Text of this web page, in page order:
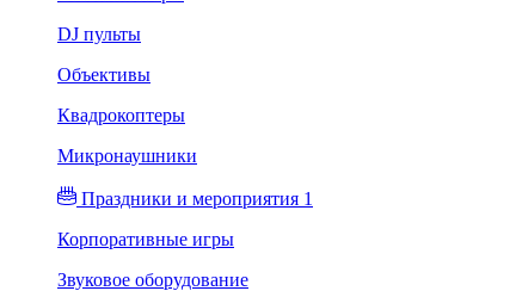
DJ пульты
Объективы
Квадрокоптеры
Микронаушники
Праздники и мероприятия 1
Корпоративные игры
Звуковое оборудование